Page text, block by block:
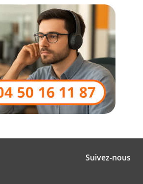
Suivez-nous